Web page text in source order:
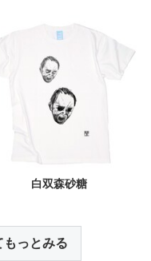
白双森砂糖
もっとみる